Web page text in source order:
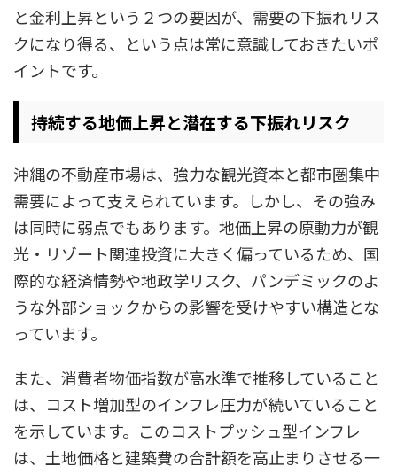
と金利上昇という２つの要因が、需要の下振れリス
クになり得る、という点は常に意識しておきたいポ
イントです。
持続する地価上昇と潜在する下振れリスク
沖縄の不動産市場は、強力な観光資本と都市圏集中
需要によって支えられています。しかし、その強み
は同時に弱点でもあります。地価上昇の原動力が観
光・リゾート関連投資に大きく偏っているため、国
際的な経済情勢や地政学リスク、パンデミックのよ
うな外部ショックからの影響を受けやすい構造とな
っています。
また、消費者物価指数が高水準で推移していること
は、コスト増加型のインフレ圧力が続いていること
を示しています。このコストプッシュ型インフレ
は、土地価格と建築費の合計額を高止まりさせる一